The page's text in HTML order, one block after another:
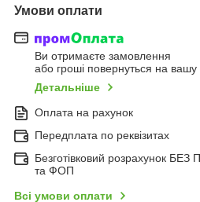
Умови оплати
Ви отримаєте замовлення
або гроші повернуться на вашу
Детальніше
Оплата на рахунок
Передплата по реквізитах
Безготівковий розрахунок
та ФОП
Всі умови оплати